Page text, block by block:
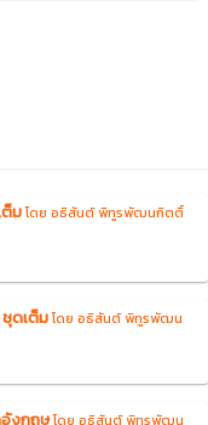
มโดย อธิสันต์ พิทูรพัฒนกิตติ์
ดเต็มโดย อธิสันต์ พิทูรพัฒน
งกฤษโดย อธิสันต์ พิทูรพัฒน